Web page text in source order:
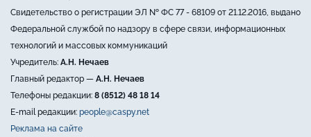
Свидетельство о регистрации ЭЛ № ФС 77 - 68109 от 21.12.2016, выдано
Федеральной службой по надзору в сфере связи, информационных
технологий и массовых коммуникаций
Учредитель: А.Н. Нечаев
Главный редактор — А.Н. Нечаев
Телефоны редакции: 8 (8512) 48 18 14
E-mail редакции: people@caspy.net
Реклама на сайте